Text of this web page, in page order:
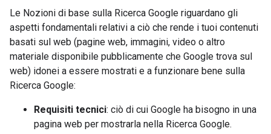
Le Nozioni di base sulla Ricerca Google riguardano gli
aspetti fondamentali relativi a ciò che rende i tuoi contenuti
basati sul web (pagine web, immagini, video o altro
materiale disponibile pubblicamente che Google trova sul
web) idonei a essere mostrati e a funzionare bene sulla
Ricerca Google:
Requisiti tecnici: ciò di cui Google ha bisogno in una
pagina web per mostrarla nella Ricerca Google.